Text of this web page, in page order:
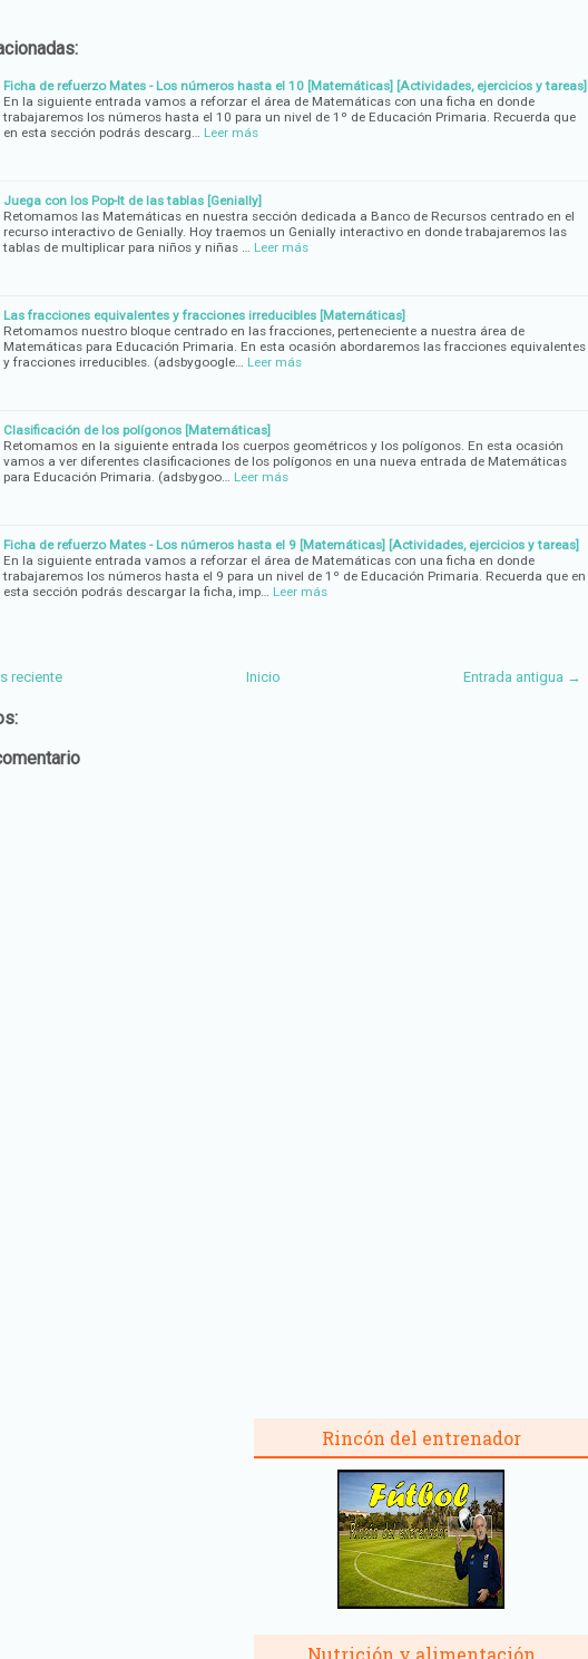
Ficha de refuerzo Mates - Los números hasta el 10 [Matemáticas] [Actividades, ejercicios y tareas]
En la siguiente entrada vamos a reforzar el área de Matemáticas con una ficha en donde
trabajaremos los números hasta el 10 para un nivel de 1º de Educación Primaria. Recuerda que
en esta sección podrás descarg… Leer más
Juega con los Pop-It de las tablas [Genially]
Retomamos las Matemáticas en nuestra sección dedicada a Banco de Recursos centrado en el
recurso interactivo de Genially. Hoy traemos un Genially interactivo en donde trabajaremos las
tablas de multiplicar para niños y niñas … Leer más
Las fracciones equivalentes y fracciones irreducibles [Matemáticas]
Retomamos nuestro bloque centrado en las fracciones, perteneciente a nuestra área de
Matemáticas para Educación Primaria. En esta ocasión abordaremos las fracciones equivalentes
y fracciones irreducibles. (adsbygoogle… Leer más
Clasificación de los polígonos [Matemáticas]
Retomamos en la siguiente entrada los cuerpos geométricos y los polígonos. En esta ocasión
vamos a ver diferentes clasificaciones de los polígonos en una nueva entrada de Matemáticas
para Educación Primaria. (adsbygoo… Leer más
Ficha de refuerzo Mates - Los números hasta el 9 [Matemáticas] [Actividades, ejercicios y tareas]
En la siguiente entrada vamos a reforzar el área de Matemáticas con una ficha en donde
trabajaremos los números hasta el 9 para un nivel de 1º de Educación Primaria. Recuerda que en
esta sección podrás descargar la ficha, imp… Leer más
reciente Entrada antigua →
Inicio
Rincón del entrenador
Nutrición y alimentación